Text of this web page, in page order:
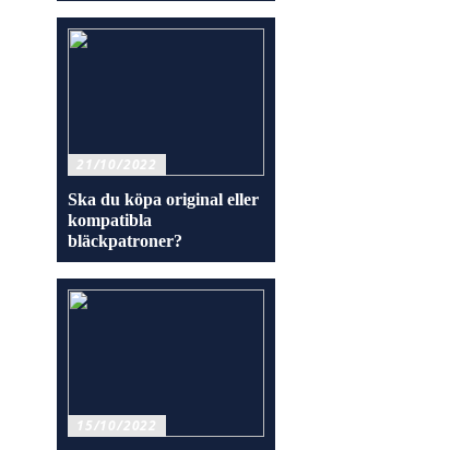
21/10/2022
Ska du köpa original eller
kompatibla
bläckpatroner?
15/10/2022